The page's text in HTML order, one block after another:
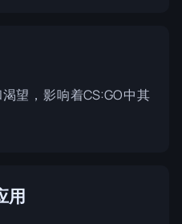
望，影响着CS:GO中其
用